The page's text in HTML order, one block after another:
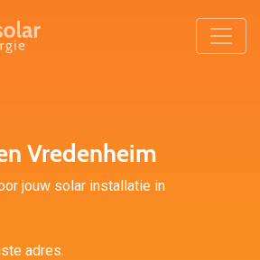
Vredenheim
jouw solar installatie in
adres.